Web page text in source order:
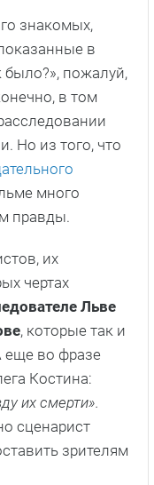
знакомых,
в
было?», пожалуй,
в том
Но из того, что
много
правды.
их
чертах
Льве
, которые так и
еще во фразе
Костина:
их смерти».
сценарист
зрителям